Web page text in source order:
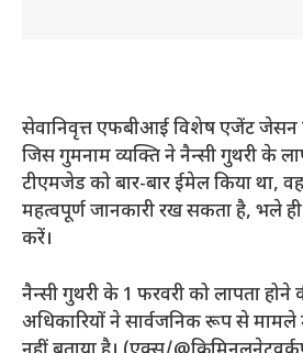
सेवानिवृत्त एफबीआई विशेष एजेंट जेसन
जिस गुमनाम व्यक्ति ने नैन्सी गुथरी के
टीएमजेड को बार-बार ईमेल किया था,
महत्वपूर्ण जानकारी रख सकता है, भले
करें।
नैन्सी गुथरी के 1 फरवरी को लापता
अधिकारियों ने सार्वजनिक रूप से मामले